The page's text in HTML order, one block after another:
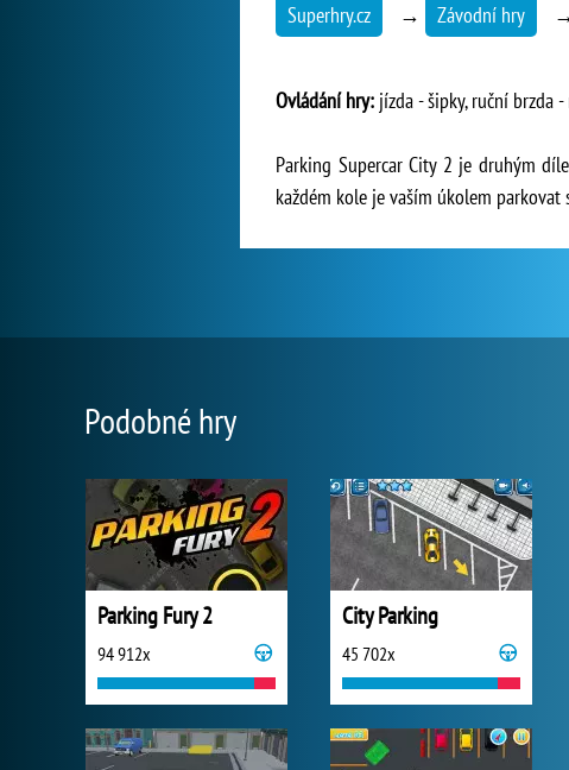
Superhry.cz → Závodní hry
Ovládání hry: jízda - šipky, ruční brzda
Parking Supercar City 2 je druhým
každém kole je vaším úkolem
Podobné hry
Parking Fury 2
94 912x
City Parking
45 702x